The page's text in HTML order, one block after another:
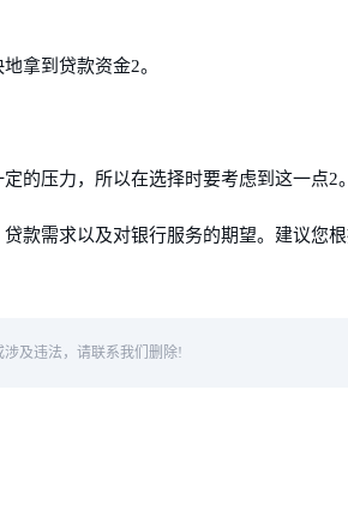
拿到贷款资金2。
的压力，所以在选择时要考虑到这一点2。
款需求以及对银行服务的期望。建议您根
及违法，请联系我们删除!